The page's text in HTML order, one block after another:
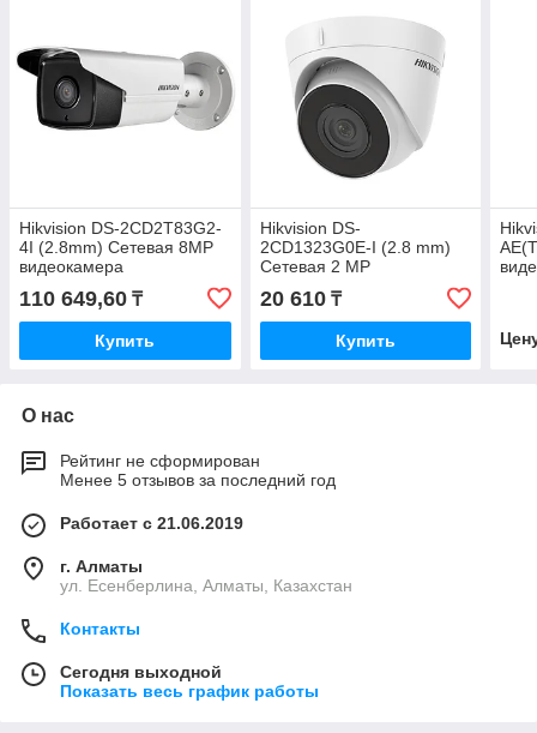
Hikvision DS-2CD2T83G2-
4I (2.8mm) Сетевая 8MP
видеокамера
110 649,60 ₸
Купить
Hikvision DS-
2CD1323G0E-I (2.8 mm)
Сетевая 2 MP
видеокамера
20 610₸
Купить
О нас
Рейтинг не сформирован
Менее 5 отзывов за последний год
Работает с 21.06.2019
г. Алматы
ул. Есенберлина, Алматы, Казахстан
Контакты
Сегодня выходной
Показать весь график работы